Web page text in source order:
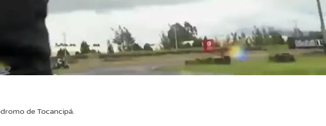
de Tocancipá.